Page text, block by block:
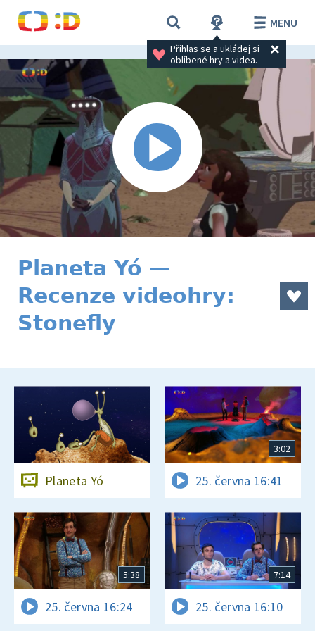
Přihlas se a ukládej si
oblíbené hry a videa.
MENU
Planeta Yó —
Recenze videohry:
Stonefly
Planeta Yó
3:02
25. června 16:41
5:38
25. června 16:24
7:14
25. června 16:10